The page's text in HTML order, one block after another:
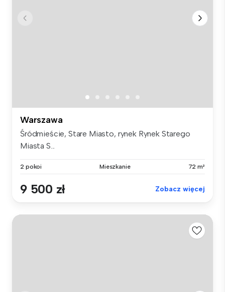
Warszawa
Śródmieście, Stare Miasto, rynek Rynek Starego
Miasta S...
2 pokoi Mieszkanie 72 m²
9 500 zł Zobacz więcej